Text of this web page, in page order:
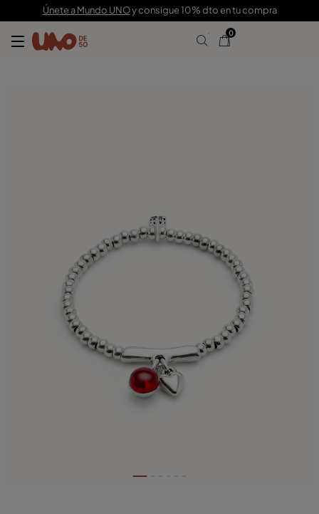
Únete a Mundo UNOy consigue 10% dto en tu compra
0